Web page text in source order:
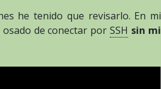
he tenido que revisarlo. En mi
osado de conectar porSSH sin mi